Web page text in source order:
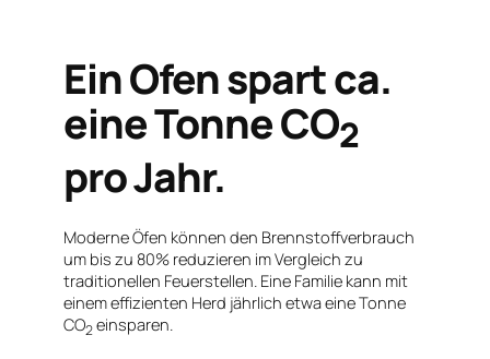
Ein Ofen spart ca.
eine Tonne CO2
pro Jahr.
Moderne Öfen können den Brennstoffverbrauch
um bis zu 80% reduzieren im Vergleich zu
traditionellen Feuerstellen. Eine Familie kann mit
einem effizienten Herd jährlich etwa eine Tonne
CO2einsparen.